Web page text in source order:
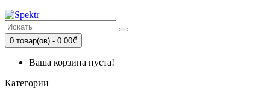
0 товар(ов) - 0.00₾
Ваша корзина пуста!
Категории